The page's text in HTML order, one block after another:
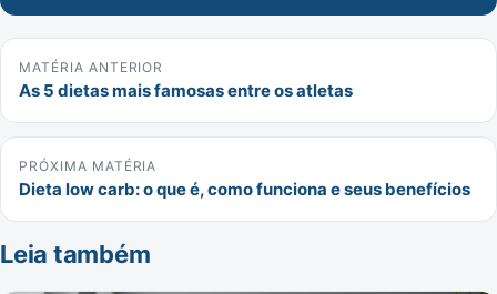
MATÉRIA ANTERIOR
As 5 dietas mais famosas entre os atletas
PRÓXIMA MATÉRIA
Dieta low carb: o que é, como funciona e seus benefícios
Leia também